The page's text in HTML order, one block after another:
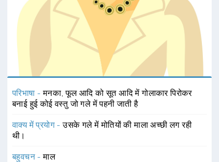
परिभाषा -मनका, फूल आदि को सूत आदि में गोलाकार पिरोकर
बनाई हुई कोई वस्तु जो गले में पहनी जाती है
वाक्य में प्रयोग -उसके गले में मोतियों की माला अच्छी लग रही
थी।
बहुवचन -माल